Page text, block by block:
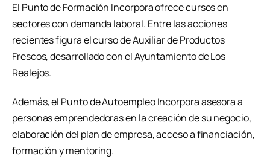
El Punto de Formación Incorpora ofrece cursos en
sectores con demanda laboral. Entre las acciones
recientes figura el curso de Auxiliar de Productos
Frescos, desarrollado con el Ayuntamiento de Los
Realejos.
Además, el Punto de Autoempleo Incorpora asesora a
personas emprendedoras en la creación de su negocio,
elaboración del plan de empresa, acceso a financiación,
formación y mentoring.